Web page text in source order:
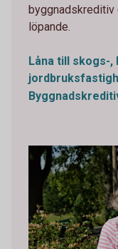
byggnadskreditiv
löpande.
Låna till skogs-,